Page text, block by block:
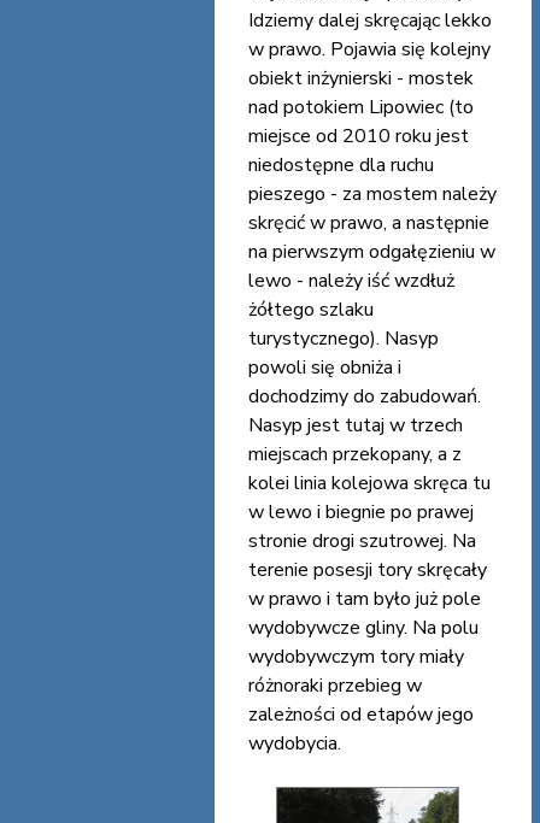
Idziemy dalej skręcając lekko
w prawo. Pojawia się kolejny
obiekt inżynierski - mostek
nad potokiem Lipowiec (to
miejsce od 2010 roku jest
niedostępne dla ruchu
pieszego - za mostem należy
skręcić w prawo, a następnie
na pierwszym odgałęzieniu w
lewo - należy iść wzdłuż
żółtego szlaku
turystycznego). Nasyp
powoli się obniża i
dochodzimy do zabudowań.
Nasyp jest tutaj w trzech
miejscach przekopany, a z
kolei linia kolejowa skręca tu
w lewo i biegnie po prawej
stronie drogi szutrowej. Na
terenie posesji tory skręcały
w prawo i tam było już pole
wydobywcze gliny. Na polu
wydobywczym tory miały
różnoraki przebieg w
zależności od etapów jego
wydobycia.